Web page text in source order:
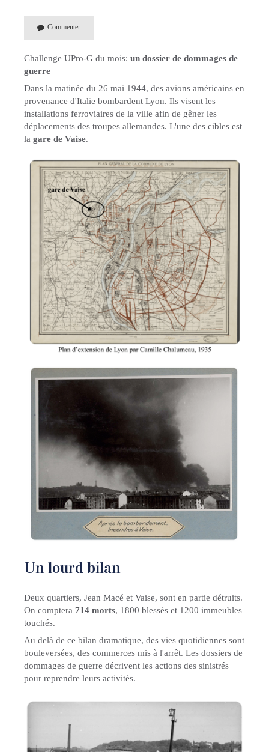
Commenter
Challenge UPro-G du mois: un dossier de dommages de
guerre
Dans la matinée du 26 mai 1944, des avions américains en
provenance d'Italie bombardent Lyon. Ils visent les
installations ferroviaires de la ville afin de gêner les
déplacements des troupes allemandes. L'une des cibles est
la gare de Vaise.
Un lourd bilan
Deux quartiers, Jean Macé et Vaise, sont en partie détruits.
On comptera 714 morts, 1800 blessés et 1200 immeubles
touchés.
Au delà de ce bilan dramatique, des vies quotidiennes sont
bouleversées, des commerces mis à l'arrêt. Les dossiers de
dommages de guerre décrivent les actions des sinistrés
pour reprendre leurs activités.